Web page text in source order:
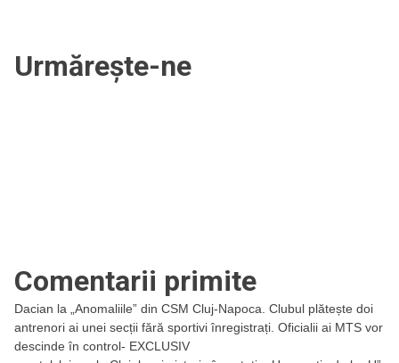
articole
Urmărește-ne
Comentarii primite
Dacian la
„Anomaliile” din CSM Cluj-Napoca. Clubul plătește doi
antrenori ai unei secții fără sportivi înregistrați. Oficialii ai MTS vor
descinde în control- EXCLUSIV